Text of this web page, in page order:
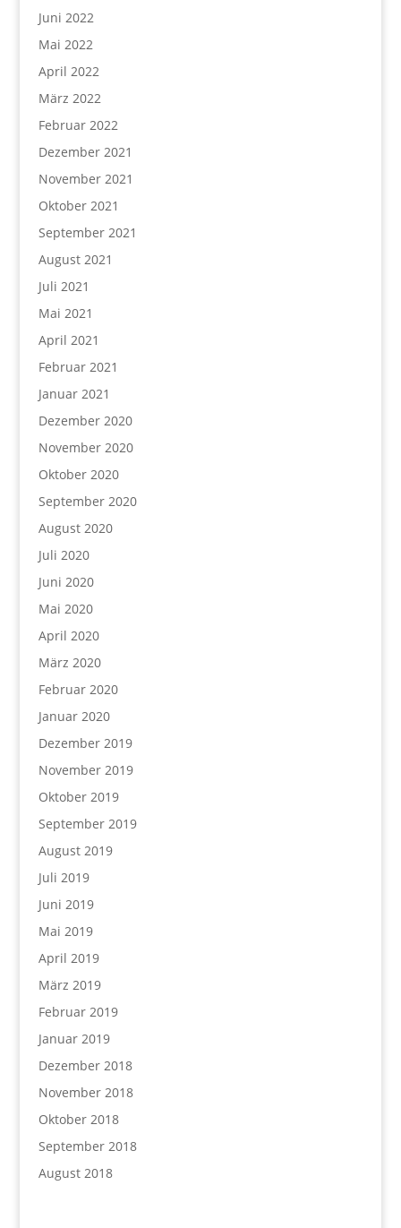
Juni 2022
Mai 2022
April 2022
März 2022
Februar 2022
Dezember 2021
November 2021
Oktober 2021
September 2021
August 2021
Juli 2021
Mai 2021
April 2021
Februar 2021
Januar 2021
Dezember 2020
November 2020
Oktober 2020
September 2020
August 2020
Juli 2020
Juni 2020
Mai 2020
April 2020
März 2020
Februar 2020
Januar 2020
Dezember 2019
November 2019
Oktober 2019
September 2019
August 2019
Juli 2019
Juni 2019
Mai 2019
April 2019
März 2019
Februar 2019
Januar 2019
Dezember 2018
November 2018
Oktober 2018
September 2018
August 2018